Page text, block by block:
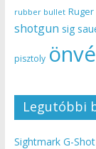
rubber bullet Ruger
shotgun sig
pisztoly
Legutóbbi
Sightmark G-